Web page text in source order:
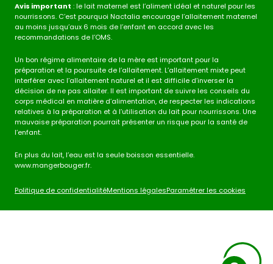
Avis important : le lait maternel est l’aliment idéal et naturel pour les
nourrissons. C’est pourquoi Nactalia encourage l’allaitement maternel
au moins jusqu’aux 6 mois de l’enfant en accord avec les
recommandations de l’OMS.
Un bon régime alimentaire de la mère est important pour la
préparation et la poursuite de l’allaitement. L’allaitement mixte peut
interférer avec l’allaitement naturel et il est difficile d’inverser la
décision de ne pas allaiter. Il est important de suivre les conseils du
corps médical en matière d’alimentation, de respecter les indications
relatives à la préparation et à l’utilisation du lait pour nourrissons. Une
mauvaise préparation pourrait présenter un risque pour la santé de
l’enfant.
En plus du lait, l’eau est la seule boisson essentielle.
www.mangerbouger.fr.
Politique de confidentialitéMentions légalesParamétrer les cookies